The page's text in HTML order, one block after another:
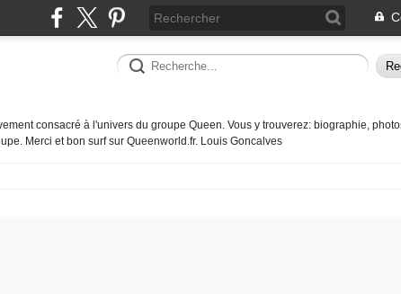
consacré à l'univers du groupe Queen. Vous y trouverez: biographie,
Merci et bon surf sur Queenworld.fr. Louis Goncalves